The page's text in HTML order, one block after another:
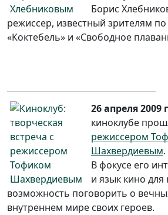
Борис
режиссер, известный зрителям
«Коктебель» и «Свободное
26 апреля 2009
киноклубе
режиссером
Шахвердиевым.
В фокусе его
и язык кино
возможность поговорить о
внутреннем мире своих героев.